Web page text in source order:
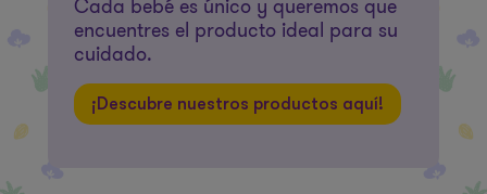
Cada bebé es único y queremos que
encuentres el producto ideal para su
cuidado.
¡Descubre nuestros productos aquí!